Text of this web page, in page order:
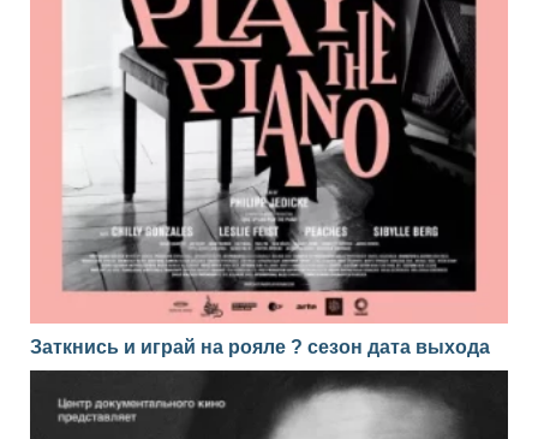
Заткнись и играй на рояле ? сезон дата выхода